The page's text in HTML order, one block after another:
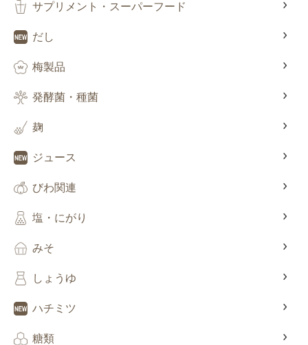
サプリメント・スーパーフード
だし
梅製品
発酵菌・種菌
麹
ジュース
びわ関連
塩・にがり
みそ
しょうゆ
ハチミツ
糖類